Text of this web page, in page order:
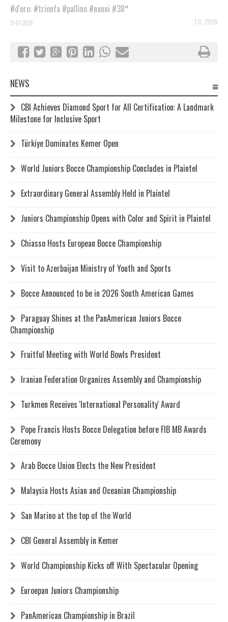
#d'oro: #trionfa #pallino #nanni #38°
T.G. 21929
11-01-2016
NEWS
CBI Achieves Diamond Sport for All Certification: A Landmark
Milestone for Inclusive Sport
Türkiye Dominates Kemer Open
World Juniors Bocce Championship Concludes in Plaintel
Extraordinary General Assembly Held in Plaintel
Juniors Championship Opens with Color and Spirit in Plaintel
Chiasso Hosts European Bocce Championship
Visit to Azerbaijan Ministry of Youth and Sports
Bocce Announced to be in 2026 South American Games
Paraguay Shines at the PanAmerican Juniors Bocce
Championship
Fruitful Meeting with World Bowls President
Iranian Federation Organizes Assembly and Championship
Turkmen Receives 'International Personality' Award
Pope Francis Hosts Bocce Delegation before FIB MB Awards
Ceremony
Arab Bocce Union Elects the New President
Malaysia Hosts Asian and Oceanian Championship
San Marino at the top of the World
CBI General Assembly in Kemer
World Championship Kicks off With Spectacular Opening
Euroepan Juniors Championship
PanAmerican Championship in Brazil